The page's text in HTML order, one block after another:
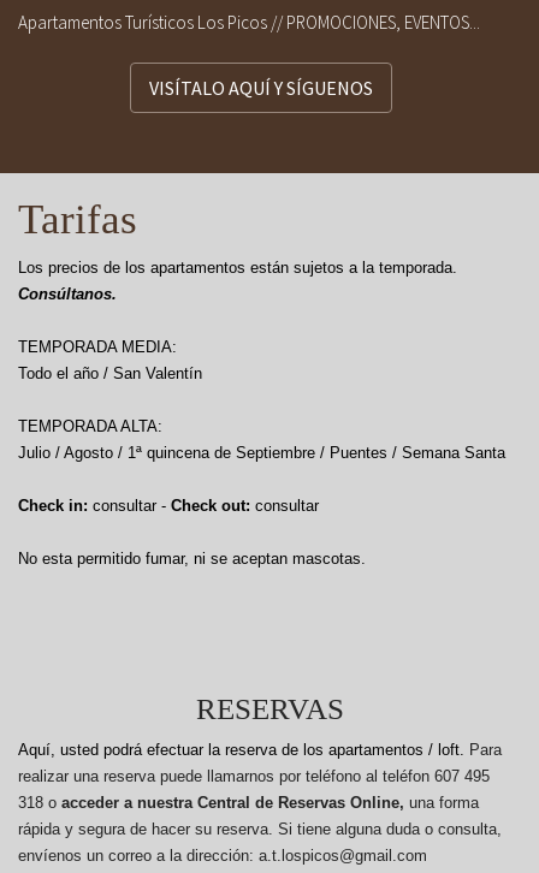
Apartamentos Turísticos Los Picos // PROMOCIONES, EVENTOS...
VISÍTALO AQUÍ Y SÍGUENOS
Tarifas
Los precios de los apartamentos están sujetos a la temporada.
Consúltanos.
TEMPORADA MEDIA:
Todo el año / San Valentín
TEMPORADA ALTA:
Julio / Agosto / 1ª quincena de Septiembre / Puentes / Semana Santa
Check in: consultar - Check out: consultar
No esta permitido fumar, ni se aceptan mascotas.
RESERVAS
Aquí, usted podrá efectuar la reserva de los apartamentos / loft. Para
realizar una reserva puede llamarnos por teléfono al teléfon 607 495
318 o acceder a nuestra Central de Reservas Online, una forma
rápida y segura de hacer su reserva. Si tiene alguna duda o consulta,
envíenos un correo a la dirección: a.t.lospicos@gmail.com